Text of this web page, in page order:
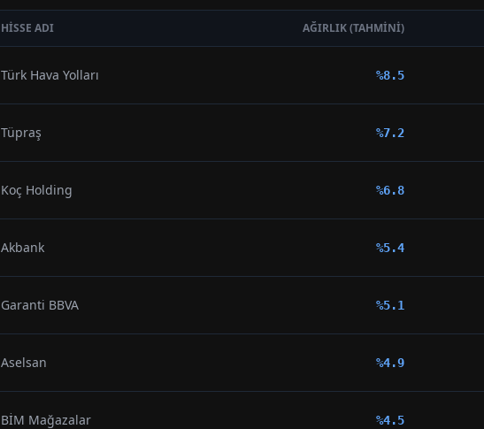
HISSE ADI AĞIRLIK (TAHMINI)
Türk Hava Yolları %8.5
Tüpraş %7.2
Koç Holding %6.8
Akbank %5.4
Garanti BBVA %5.1
Aselsan %4.9
BİM Mağazalar %4.5